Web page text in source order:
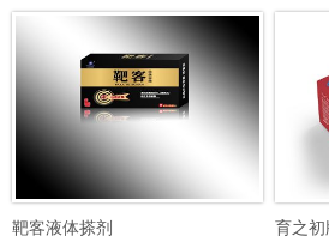
靶客液体搽剂